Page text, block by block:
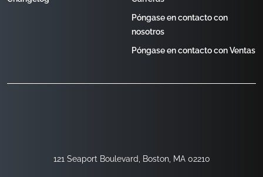
121 Seaport Boulevard, Boston, MA 02210
Póngase en contacto con
nosotros
Póngase en contacto con Ventas